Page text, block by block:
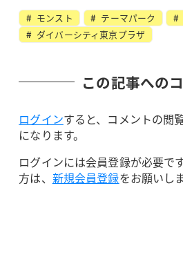
モンスト テーマパーク
ダイバーシティ東京プラザ
この記事への
ログインすると、コメントの閲
になります。
ログインには会員登録が必要で
方は、 新規会員登録をお願いし